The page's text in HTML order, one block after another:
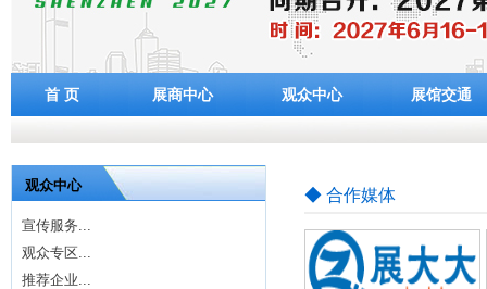
首 页 展商中心 观众中心 展馆交通
观众中心
宣传服务...
观众专区...
推荐企业...
◆ 合作媒体